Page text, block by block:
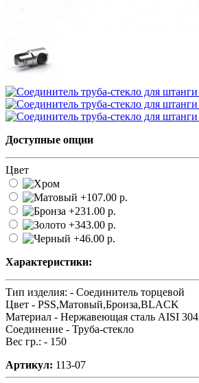
Доступные опции
Цвет
Характеристики:
Тип изделия: - Соединитель торцевой
Цвет - PSS,Матовый,Бронза,BLACK
Материал - Нержавеющая сталь AISI 304
Соединение - Труба-стекло
Вес гр.: - 150
Артикул: 113-07